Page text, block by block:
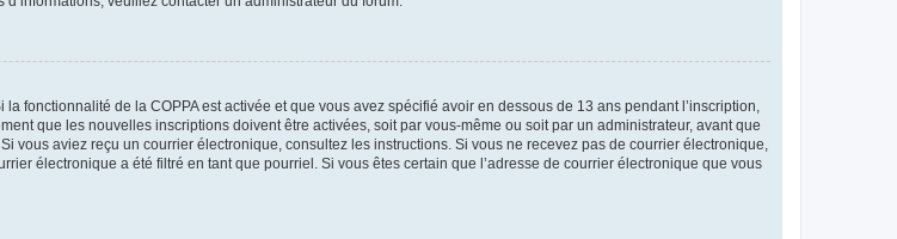
fonctionnalité de la COPPA est activée et que vous avez spécifié avoir en dessous de 13 ans pendant l’inscription,
que les nouvelles inscriptions doivent être activées, soit par vous-même ou soit par un administrateur, avant que
vous aviez reçu un courrier électronique, consultez les instructions. Si vous ne recevez pas de courrier électronique,
électronique a été filtré en tant que pourriel. Si vous êtes certain que l’adresse de courrier électronique que vous